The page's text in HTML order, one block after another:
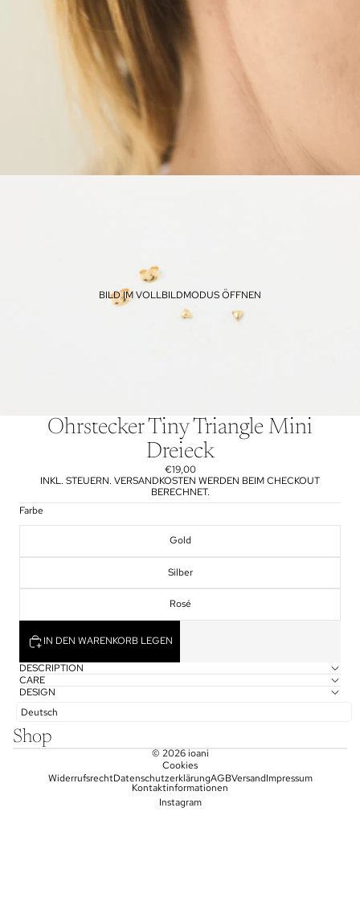
BILD IM VOLLBILDMODUS ÖFFNEN
Ohrstecker Tiny Triangle Mini
Dreieck
€19,00
INKL. STEUERN. VERSANDKOSTEN WERDEN BEIM CHECKOUT
BERECHNET.
Farbe
Gold
Silber
Rosé
IN DEN WARENKORB LEGEN
DESCRIPTION
CARE
DESIGN
Deutsch
Shop
© 2026ioani
Cookies
WiderrufsrechtDatenschutzerklärungAGBVersandImpressum
Kontaktinformationen
Instagram